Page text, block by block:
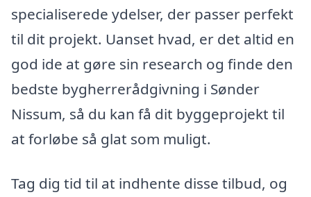
specialiserede ydelser, der passer perfekt
til dit projekt. Uanset hvad, er det altid en
god ide at gøre sin research og finde den
bedste bygherrerådgivning i Sønder
Nissum, så du kan få dit byggeprojekt til
at forløbe så glat som muligt.
Tag dig tid til at indhente disse tilbud, og